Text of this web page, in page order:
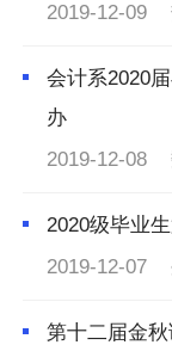
2019-12-09
会计系2020
办
2019-12-08
2020级毕业
2019-12-07
第十二届金